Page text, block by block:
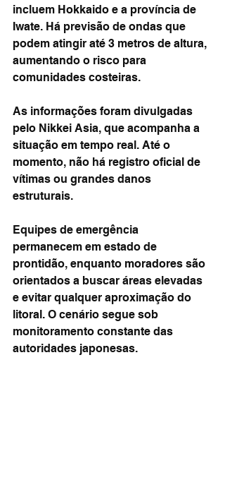
incluem Hokkaido e a província de
Iwate. Há previsão de ondas que
podem atingir até 3 metros de altura,
aumentando o risco para
comunidades costeiras.
As informações foram divulgadas
pelo Nikkei Asia, que acompanha a
situação em tempo real. Até o
momento, não há registro oficial de
vítimas ou grandes danos
estruturais.
Equipes de emergência
permanecem em estado de
prontidão, enquanto moradores são
orientados a buscar áreas elevadas
e evitar qualquer aproximação do
litoral. O cenário segue sob
monitoramento constante das
autoridades japonesas.